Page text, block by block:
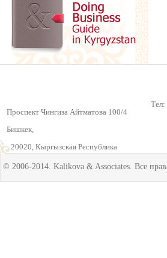
Проспект Чингиза Айтматова 100/4
Бишкек,
720020, Кыргызская Республика
Тел:
© 2006-2014. Kalikova & Associates. Все